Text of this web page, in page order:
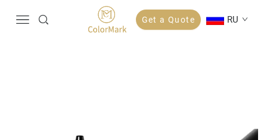
Get a Quote RU